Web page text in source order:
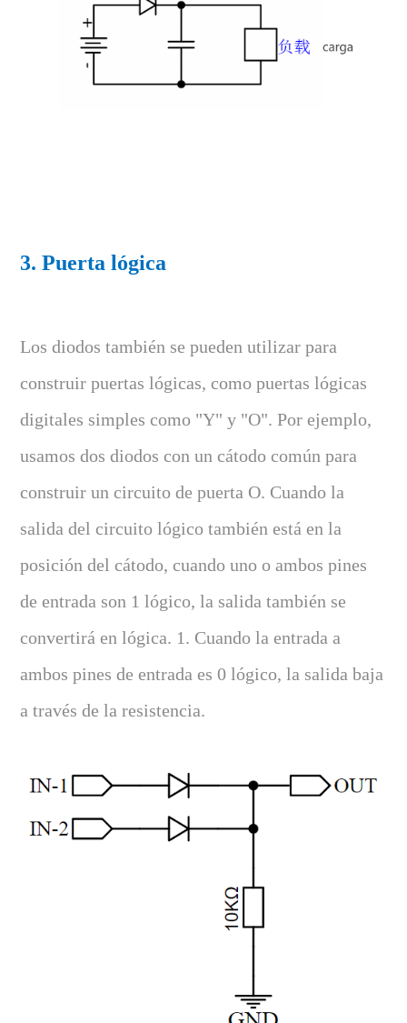
3. Puerta lógica
Los diodos también se pueden utilizar para
construir puertas lógicas, como puertas lógicas
digitales simples como "Y" y "O". Por ejemplo,
usamos dos diodos con un cátodo común para
construir un circuito de puerta O. Cuando la
salida del circuito lógico también está en la
posición del cátodo, cuando uno o ambos pines
de entrada son 1 lógico, la salida también se
convertirá en lógica. 1. Cuando la entrada a
ambos pines de entrada es 0 lógico, la salida baja
a través de la resistencia.